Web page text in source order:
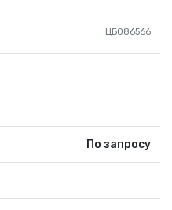
ЦБ086566
По запросу